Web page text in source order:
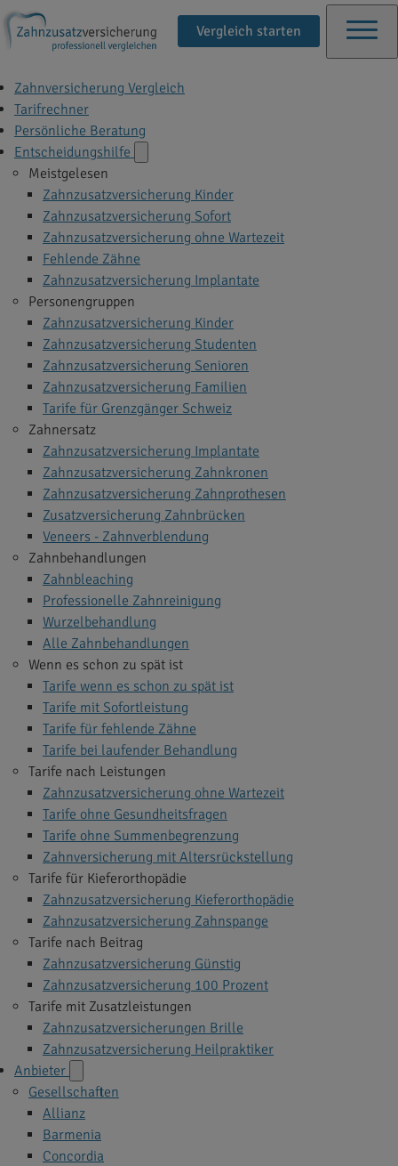
Vergleich starten
Zahnversicherung Vergleich
Tarifrechner
Persönliche Beratung
Entscheidungshilfe
Meistgelesen
Zahnzusatzversicherung Kinder
Zahnzusatzversicherung Sofort
Zahnzusatzversicherung ohne Wartezeit
Fehlende Zähne
Zahnzusatzversicherung Implantate
Personengruppen
Zahnzusatzversicherung Kinder
Zahnzusatzversicherung Studenten
Zahnzusatzversicherung Senioren
Zahnzusatzversicherung Familien
Tarife für Grenzgänger Schweiz
Zahnersatz
Zahnzusatzversicherung Implantate
Zahnzusatzversicherung Zahnkronen
Zahnzusatzversicherung Zahnprothesen
Zusatzversicherung Zahnbrücken
Veneers - Zahnverblendung
Zahnbehandlungen
Zahnbleaching
Professionelle Zahnreinigung
Wurzelbehandlung
Alle Zahnbehandlungen
Wenn es schon zu spät ist
Tarife wenn es schon zu spät ist
Tarife mit Sofortleistung
Tarife für fehlende Zähne
Tarife bei laufender Behandlung
Tarife nach Leistungen
Zahnzusatzversicherung ohne Wartezeit
Tarife ohne Gesundheitsfragen
Tarife ohne Summenbegrenzung
Zahnversicherung mit Altersrückstellung
Tarife für Kieferorthopädie
Zahnzusatzversicherung Kieferorthopädie
Zahnzusatzversicherung Zahnspange
Tarife nach Beitrag
Zahnzusatzversicherung Günstig
Zahnzusatzversicherung 100 Prozent
Tarife mit Zusatzleistungen
Zahnzusatzversicherungen Brille
Zahnzusatzversicherung Heilpraktiker
Anbieter
Gesellschaften
Allianz
Barmenia
Concordia